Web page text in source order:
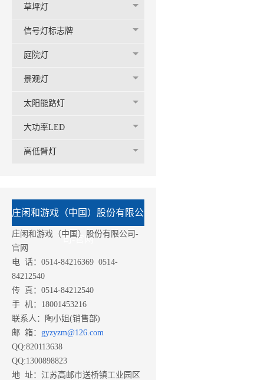
草坪灯
信号灯标志牌
庭院灯
景观灯
太阳能路灯
大功率LED
高低臂灯
庄闲和游戏（中国）股份有限公
司-官网
庄闲和游戏（中国）股份有限公司-
官网
电 话：0514-84216369 0514-
84212540
传 真：0514-84212540
手 机：18001453216
联系人：陶小姐(销售部)
邮 箱： gyzyzm@126.com
QQ:820113638
QQ:1300898823
地 址：江苏高邮市送桥镇工业园区